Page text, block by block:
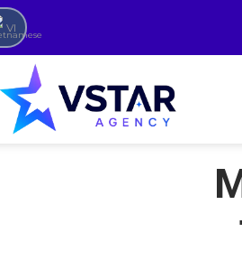
VI